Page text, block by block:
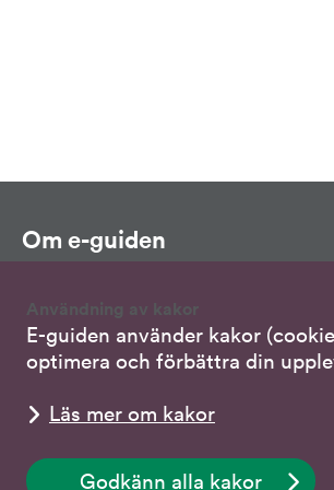
Användning av kakor
E-guiden använder kakor
optimera och förbättra din
Läs mer om kakor
Godkänn alla kakor
Om e-guiden
08-120 20 700
Lyssna och anpassa
Om kakor (cookies)
Webbkarta